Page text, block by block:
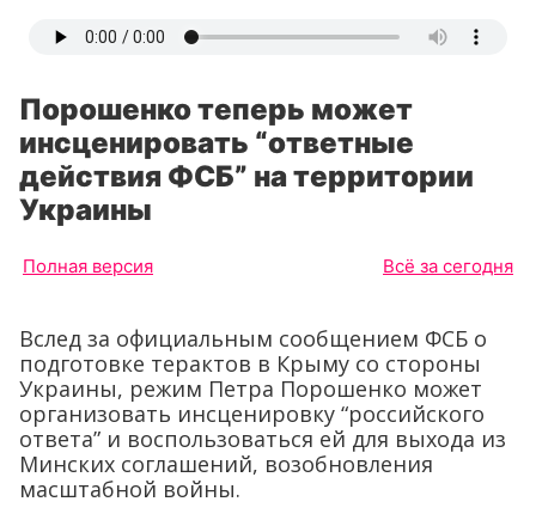
Порошенко теперь может
инсценировать “ответные
действия ФСБ” на территории
Украины
Полная версия Всё за сегодня
Вслед за официальным сообщением ФСБ о
подготовке терактов в Крыму со стороны
Украины, режим Петра Порошенко может
организовать инсценировку “российского
ответа” и воспользоваться ей для выхода из
Минских соглашений, возобновления
масштабной войны.